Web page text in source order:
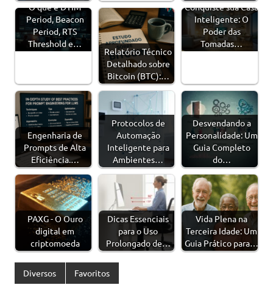
O que é DTIM
Period, Beacon
Period, RTS
Threshold e…
Relatório Técnico
Detalhado sobre
Bitcoin (BTC):…
Conquiste sua Casa
Inteligente: O
Poder das
Tomadas…
Engenharia de
Prompts de Alta
Eficiência.…
Protocolos de
Automação
Inteligente para
Ambientes…
Desvendando a
Personalidade: Um
Guia Completo
do…
PAXG - O Ouro
digital em
criptomoeda
Dicas Essenciais
para o Uso
Prolongado de…
Vida Plena na
Terceira Idade: Um
Guia Prático para…
Diversos Favoritos